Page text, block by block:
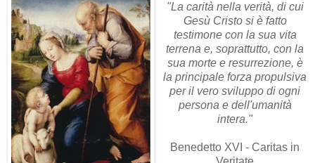
"La carità nella verità, di cui
Gesù Cristo si è fatto
testimone con la sua vita
terrena e, soprattutto, con la
sua morte e resurrezione, è
la principale forza propulsiva
per il vero sviluppo di ogni
persona e dell'umanità
intera."
Benedetto XVI - Caritas in